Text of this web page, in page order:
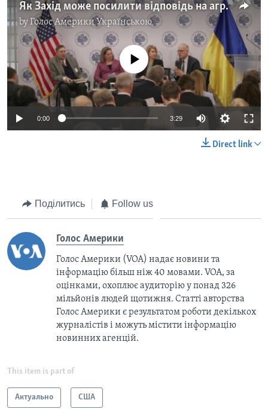
Як Захід може посилити відповідь на агресію Росії в Азовському морі. Дискусія дипломатів та експертів. Відео
byГолос Америки Українською
No media source currently available
0:00 3:29
Direct link
Поділитись Follow us
Голос Америки
Голос Америки (VOA) надає новини та
інформацію більш ніж 40 мовами. VOA, за
оцінками, охоплює аудиторію у понад 326
мільйонів людей щотижня. Статті авторства
Голос Америки є результатом роботи декількох
журналістів і можуть містити інформацію
новинних агенцій.
This item is part of
Актуально США